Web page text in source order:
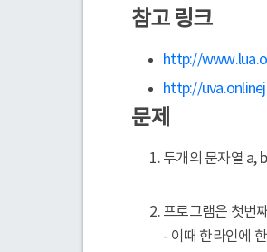
참고 링크
http://
http://
문제
두개의 문자열 a,
프로그램은 첫번
- 이때 한라인에